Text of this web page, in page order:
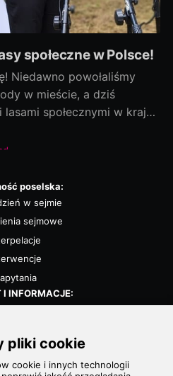
społeczne w Polsce!
Niedawno powołaliśmy
w mieście, a dziś
społecznymi w kraju!
ostatni, a efekty
— a to wszystko dla
poselska:
w sejmie
sejmowe
I INFORMACJE:
prywatności
STRONY: